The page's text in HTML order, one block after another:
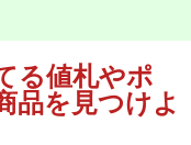
る値札やポ
品を見つけよ